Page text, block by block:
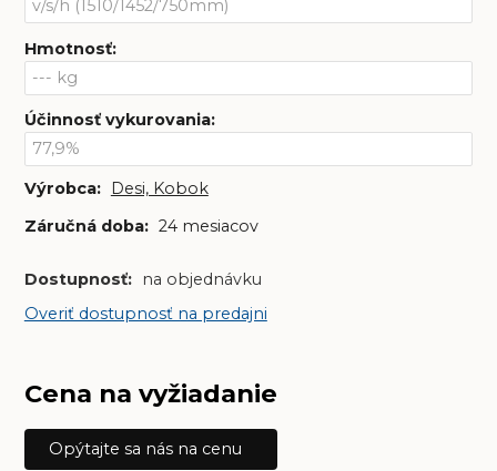
Hmotnosť:
Účinnosť vykurovania:
Výrobca: Desi, Kobok
Záručná doba: 24 mesiacov
Dostupnosť:
na objednávku
Overiť dostupnosť na predajni
Cena na vyžiadanie
Opýtajte sa nás na cenu